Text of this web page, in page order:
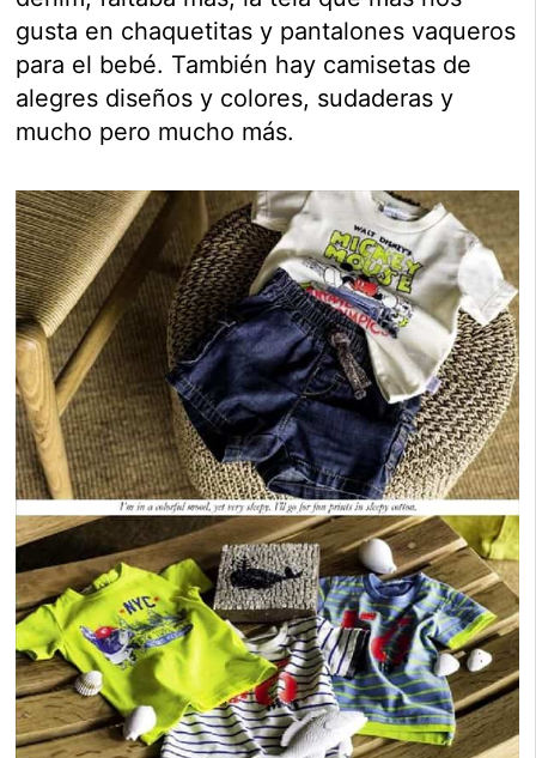
gusta en chaquetitas y pantalones vaqueros
para el bebé. También hay camisetas de
alegres diseños y colores, sudaderas y
mucho pero mucho más.